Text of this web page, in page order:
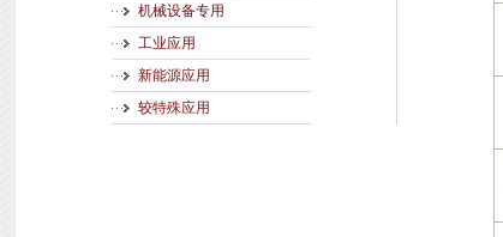
机械设备专用
工业应用
新能源应用
较特殊应用